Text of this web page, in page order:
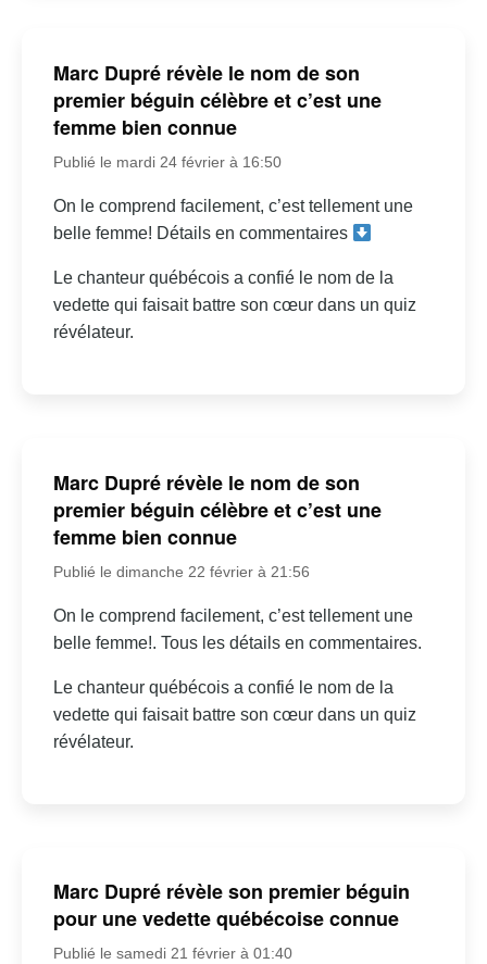
Marc Dupré révèle le nom de son
premier béguin célèbre et c’est une
femme bien connue
Publié le mardi 24 février à 16:50
On le comprend facilement, c’est tellement une
belle femme! Détails en commentaires
Le chanteur québécois a confié le nom de la
vedette qui faisait battre son cœur dans un quiz
révélateur.
Marc Dupré révèle le nom de son
premier béguin célèbre et c’est une
femme bien connue
Publié le dimanche 22 février à 21:56
On le comprend facilement, c’est tellement une
belle femme!. Tous les détails en commentaires.
Le chanteur québécois a confié le nom de la
vedette qui faisait battre son cœur dans un quiz
révélateur.
Marc Dupré révèle son premier béguin
pour une vedette québécoise connue
Publié le samedi 21 février à 01:40